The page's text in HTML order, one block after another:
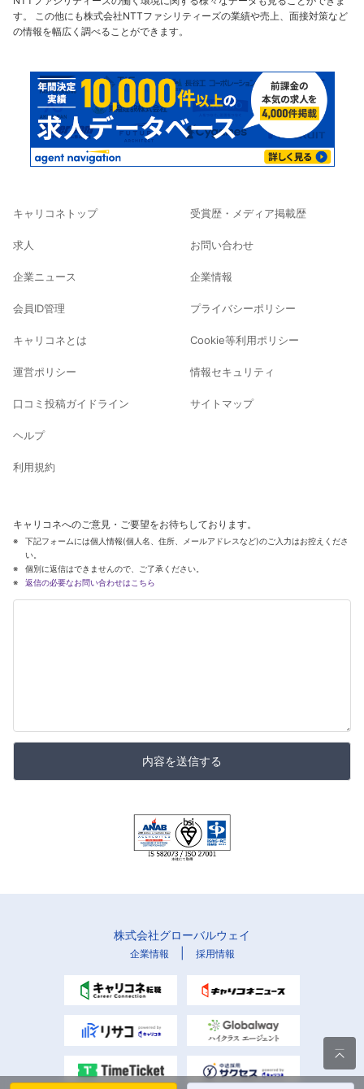
す。 この他にも株式会社NTTファシリティーズの業績や売上、面接対策など
の情報を幅広く調べることができます。
キャリコネトップ
求人
企業ニュース
会員ID管理
キャリコネとは
運営ポリシー
口コミ投稿ガイドライン
ヘルプ
利用規約
受賞歴・メディア掲載歴
お問い合わせ
企業情報
プライバシーポリシー
Cookie等利用ポリシー
情報セキュリティ
サイトマップ
キャリコネへのご意見・ご要望をお待ちしております。
下記フォームには個人情報(個人名、住所、メールアドレスなど)のご入力はお控えくださ
い。
個別に返信はできませんので、ご了承ください。
返信の必要なお問い合わせはこちら
内容を送信する
株式会社グローバルウェイ
企業情報 採用情報
